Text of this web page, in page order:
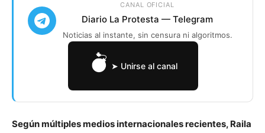
CANAL OFICIAL
Diario La Protesta — Telegram
Noticias al instante, sin censura ni algoritmos.
➤ Unirse al canal
Según múltiples medios internacionales recientes, Raila